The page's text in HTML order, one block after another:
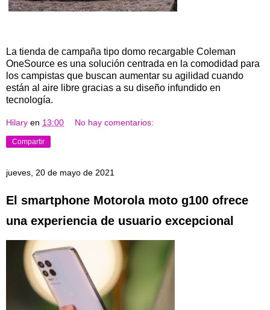
La tienda de campaña tipo domo recargable Coleman
OneSource es una solución centrada en la comodidad para
los campistas que buscan aumentar su agilidad cuando
están al aire libre gracias a su diseño infundido en
tecnología.
Hilary en 13:00 No hay comentarios:
Compartir
jueves, 20 de mayo de 2021
El smartphone Motorola moto g100 ofrece
una experiencia de usuario excepcional